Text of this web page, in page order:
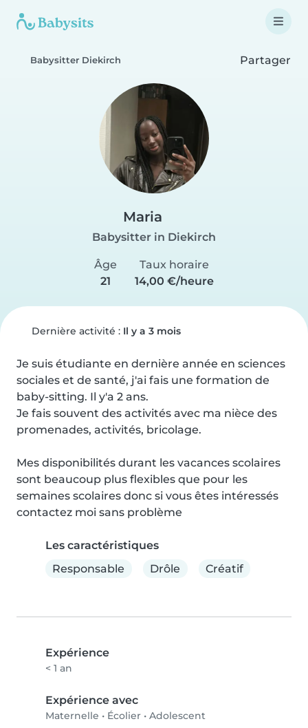
Babysitter Diekirch Partager
Maria
Babysitter in Diekirch
Âge
21
Taux horaire
14,00 €/heure
Dernière activité : Il y a 3 mois
Je suis étudiante en dernière année en sciences
sociales et de santé, j'ai fais une formation de
baby-sitting. Il y'a 2 ans.
Je fais souvent des activités avec ma nièce des
promenades, activités, bricolage.
Mes disponibilités durant les vacances scolaires
sont beaucoup plus flexibles que pour les
semaines scolaires donc si vous êtes intéressés
contactez moi sans problème
Les caractéristiques
Responsable
Drôle Créatif
Expérience
< 1 an
Expérience avec
Maternelle • Écolier • Adolescent